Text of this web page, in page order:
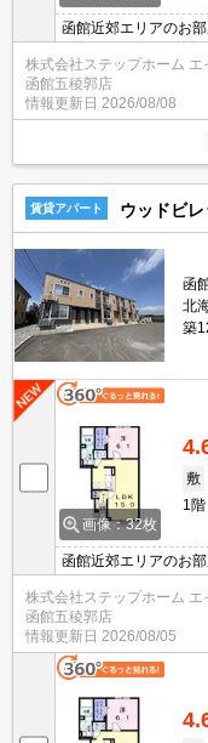
函館近郊エリアのお
い インターネット無
ですね★モニター付き
株式会社ステップホーム エ
函館五稜郭店
情報更新日 2026/08/08
賃貸アパート ウッドビ
函
北
築
画像：32枚
敷
1階
函館近郊エリアのお
地ですよ♪収納がたっ
す！
株式会社ステップホーム エ
函館五稜郭店
情報更新日 2026/08/05